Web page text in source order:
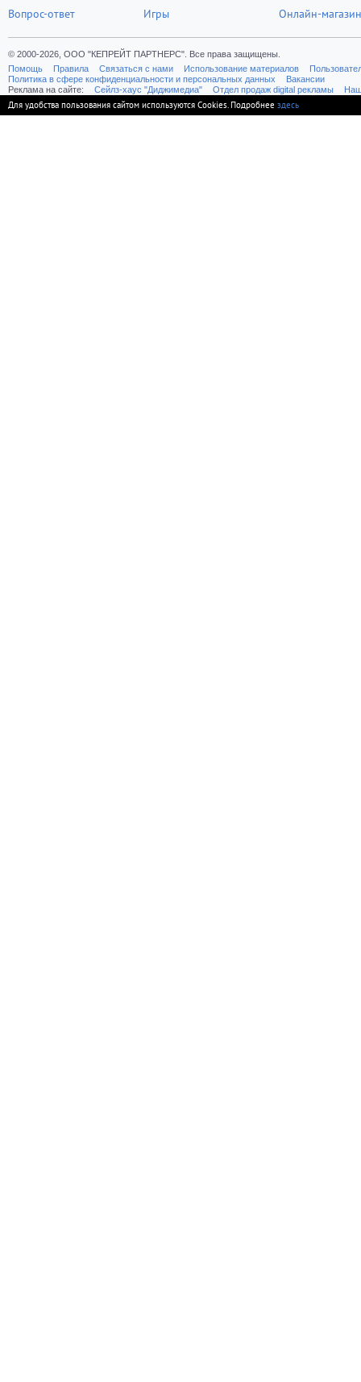
Вопрос-ответ
Игры
Онлайн-магазин
© 2000-2026, ООО "КЕПРЕЙТ ПАРТНЕРС". Все права защищены.
Помощь
Правила Связаться с нами Использование материалов
Политика в сфере конфиденциальности и персональных данных
Вакансии
Реклама на сайте:
Cейлз-хаус "Диджимедиа" Отдел продаж digital рекламы
Для удобства пользования сайтом используются Cookies. Подробнее здесь